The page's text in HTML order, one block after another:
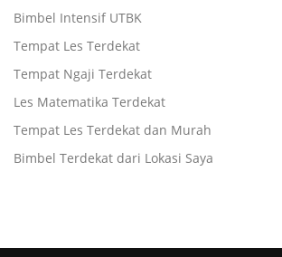
Bimbel Intensif UTBK
Tempat Les Terdekat
Tempat Ngaji Terdekat
Les Matematika Terdekat
Tempat Les Terdekat dan Murah
Bimbel Terdekat dari Lokasi Saya